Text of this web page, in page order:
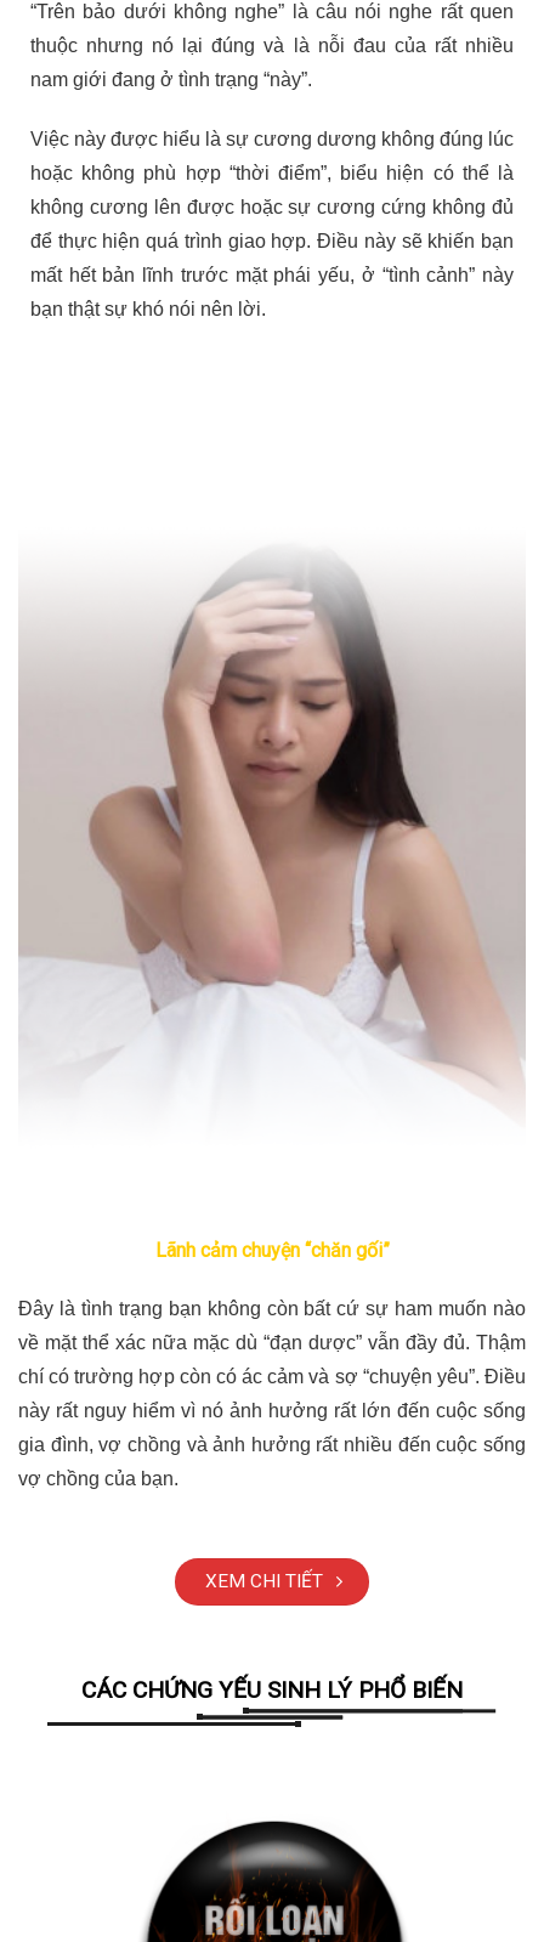
“Trên bảo dưới không nghe” là câu nói nghe rất quen
thuộc nhưng nó lại đúng và là nỗi đau của rất nhiều
nam giới đang ở tình trạng “này”.
Việc này được hiểu là sự cương dương không đúng lúc
hoặc không phù hợp “thời điểm”, biểu hiện có thể là
không cương lên được hoặc sự cương cứng không đủ
để thực hiện quá trình giao hợp. Điều này sẽ khiến bạn
mất hết bản lĩnh trước mặt phái yếu, ở “tình cảnh” này
bạn thật sự khó nói nên lời.
Lãnh cảm chuyện “chăn gối”
Đây là tình trạng bạn không còn bất cứ sự ham muốn nào
về mặt thể xác nữa mặc dù “đạn dược” vẫn đầy đủ. Thậm
chí có trường hợp còn có ác cảm và sợ “chuyện yêu”. Điều
này rất nguy hiểm vì nó ảnh hưởng rất lớn đến cuộc sống
gia đình, vợ chồng và ảnh hưởng rất nhiều đến cuộc sống
vợ chồng của bạn.
XEM CHI TIẾT
CÁC CHỨNG YẾU SINH LÝ PHỔ BIẾN